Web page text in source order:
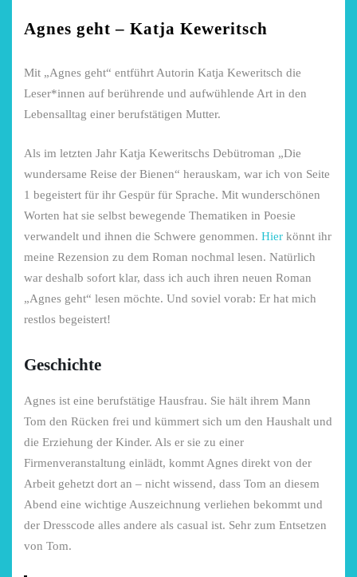
Agnes geht – Katja Keweritsch
Mit „Agnes geht“ entführt Autorin Katja Keweritsch die
Leser*innen auf berührende und aufwühlende Art in den
Lebensalltag einer berufstätigen Mutter.
Als im letzten Jahr Katja Keweritschs Debütroman „Die
wundersame Reise der Bienen“ herauskam, war ich von Seite
1 begeistert für ihr Gespür für Sprache. Mit wunderschönen
Worten hat sie selbst bewegende Thematiken in Poesie
verwandelt und ihnen die Schwere genommen. Hier könnt ihr
meine Rezension zu dem Roman nochmal lesen. Natürlich
war deshalb sofort klar, dass ich auch ihren neuen Roman
„Agnes geht“ lesen möchte. Und soviel vorab: Er hat mich
restlos begeistert!
Geschichte
Agnes ist eine berufstätige Hausfrau. Sie hält ihrem Mann
Tom den Rücken frei und kümmert sich um den Haushalt und
die Erziehung der Kinder. Als er sie zu einer
Firmenveranstaltung einlädt, kommt Agnes direkt von der
Arbeit gehetzt dort an – nicht wissend, dass Tom an diesem
Abend eine wichtige Auszeichnung verliehen bekommt und
der Dresscode alles andere als casual ist. Sehr zum Entsetzen
von Tom.